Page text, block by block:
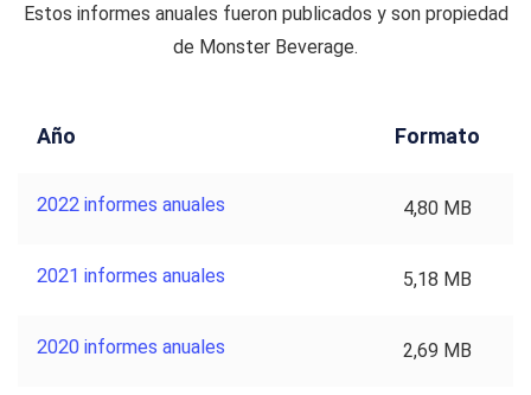
Estos informes anuales fueron publicados y son propiedad
de Monster Beverage.
Año Formato
2022 informes anuales 4,80 MB
2021 informes anuales 5,18 MB
2020 informes anuales 2,69 MB